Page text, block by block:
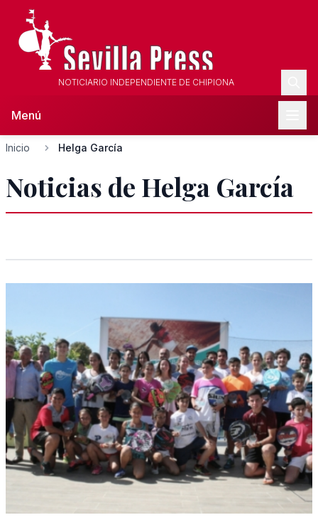
NOTICIARIO INDEPENDIENTE DE CHIPIONA
Menú
Inicio Helga García
Noticias de Helga García